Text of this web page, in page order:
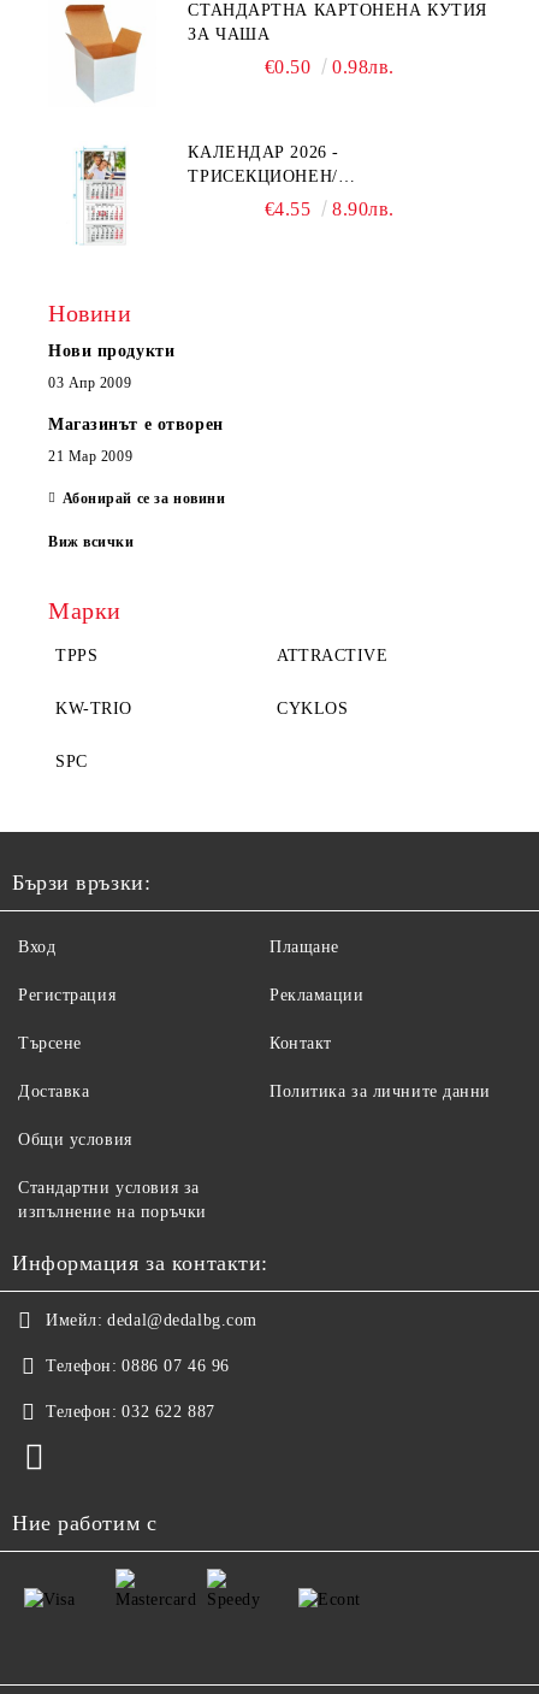
СТАНДАРТНА КАРТОНЕНА КУТИЯ
ЗА ЧАША
€0.50 0.98лв.
КАЛЕНДАР 2026 -
ТРИСЕКЦИОНЕН/
ЕДНОСЕКЦИОНЕН
€4.55 8.90лв.
Новини
Нови продукти
03 Апр 2009
Магазинът е отворен
21 Мар 2009
Абонирай се за новини
Виж всички
Марки
TPPS ATTRACTIVE
KW-TRIO CYKLOS
SPC
Бързи връзки:
Вход
Регистрация
Търсене
Доставка
Плащане
Рекламации
Контакт
Политика за личните данни
Общи условия
Стандартни условия за
изпълнение на поръчки
Информация за контакти:
Имейл: dedal@dedalbg.com
Телефон: 0886 07 46 96
Телефон: 032 622 887
Ние работим с